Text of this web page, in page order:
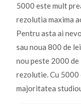
5000 este mult
rezolutia maxima
Pentru asta ai
sau noua 800 de
nou peste 2000 de
rezolutie. Cu 5000
majoritatea